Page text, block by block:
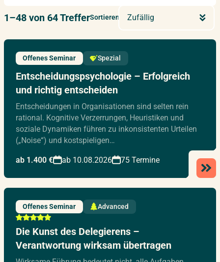
1–48 von 64 TrefferSortieren Zufällig
Offenes Seminar Spezial
Entscheidungspsychologie – Erfolgreich
und richtig entscheiden
Entscheidungen in Organisationen sind selten rein
rational. Kognitive Verzerrungen, Heuristiken und
soziale Dynamiken führen zu inkonsistenten Urteilen
(„Noise“) und kostspieligen…
ab 1.400 € ab 10.08.2026 75 Termine
Offenes Seminar Advanced
Die Kunst des Delegierens –
Verantwortung wirksam übertragen